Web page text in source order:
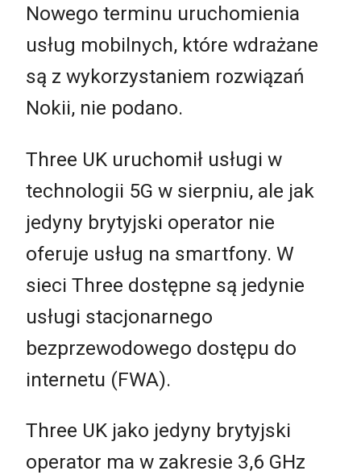
Nowego terminu uruchomienia
usług mobilnych, które wdrażane
są z wykorzystaniem rozwiązań
Nokii, nie podano.
Three UK uruchomił usługi w
technologii 5G w sierpniu, ale jak
jedyny brytyjski operator nie
oferuje usług na smartfony. W
sieci Three dostępne są jedynie
usługi stacjonarnego
bezprzewodowego dostępu do
internetu (FWA).
Three UK jako jedyny brytyjski
operator ma w zakresie 3,6 GHz